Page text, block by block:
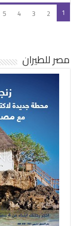
1
2
3
4
5
مصر للطيران